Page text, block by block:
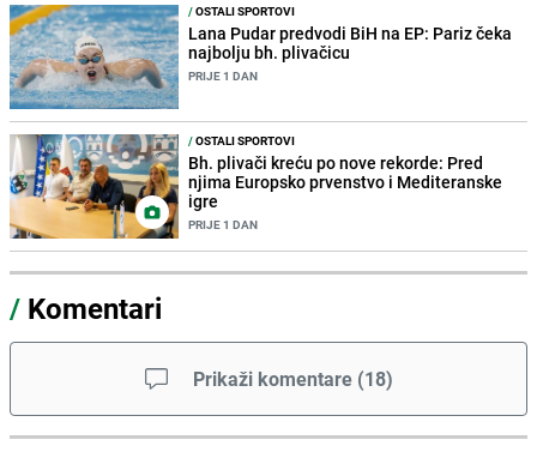
/OSTALI SPORTOVI
Lana Pudar predvodi BiH na EP: Pariz čeka
najbolju bh. plivačicu
PRIJE 1 DAN
/OSTALI SPORTOVI
Bh. plivači kreću po nove rekorde: Pred
njima Europsko prvenstvo i Mediteranske
igre
PRIJE 1 DAN
/ Komentari
Prikaži komentare (18)